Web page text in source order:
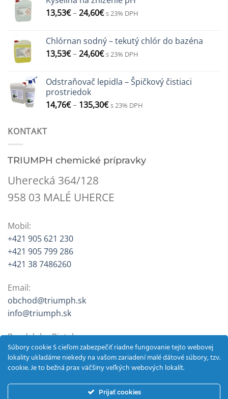
13,53€–24,60€ s 23% DPH
Chlórnan sodný – tekutý chlór do bazéna
13,53€–24,60€ s 23% DPH
Odstraňovač lepidla – Špičkový čistiaci
prostriedok
14,76€– 135,30€ s 23% DPH
KONTAKT
TRIUMPH chemické prípravky
Uherecká 364/128
958 03 MALÉ UHERCE
Mobil:
+421 905 621 230
+421 905 799 286
+421 38 7486260
Email:
obchod@triumph.sk
info@triumph.sk
Pondelok – Piatok
9:00 – 12:30, 13:30 – 16:00
Sobota (jún – október)
9:00 – 12:00
Súbory cookie S cieľom zabezpečiť riadne fungovanie tejto webovej
lokality ukladáme niekedy na vašom zariadení malé dátové súbory, tzv.
cookie. Je to bežná prax väčšiny veľkých webových lokalít.
Prijať cookies